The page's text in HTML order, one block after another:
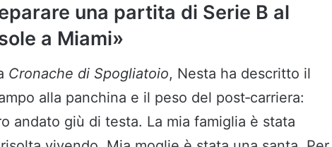
una partita di Serie B al
a Miami»
Cronache di Spogliatoio, Nesta ha descritto il
alla panchina e il peso del post‑carriera:
andato giù di testa. La mia famiglia è stata